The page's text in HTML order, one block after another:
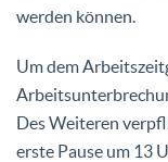
werden können.
Um dem
Des Weiteren
erste Pause um 13